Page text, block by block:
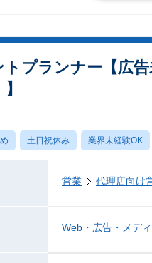
トプランナー【広
土日祝休み 業界未経験OK
営業 代理店向け
Web・広告・メデ